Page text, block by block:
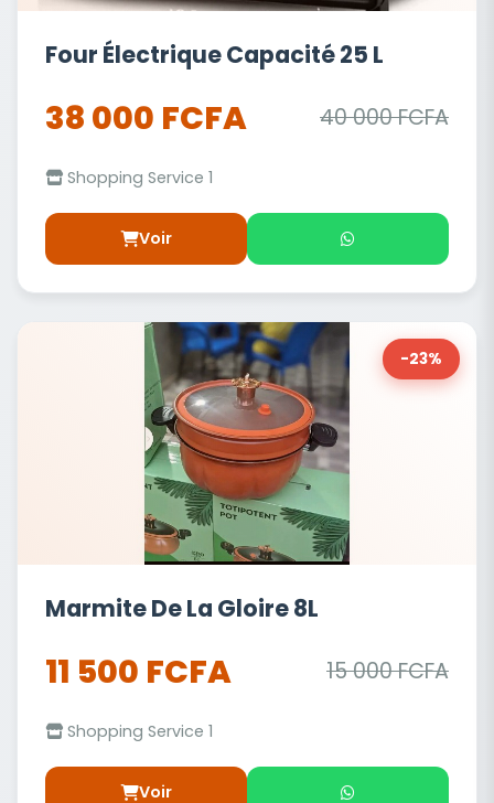
Four Électrique Capacité 25 L
38 000 FCFA 40 000 FCFA
Shopping Service 1
Voir
-23%
Marmite De La Gloire 8L
11 500 FCFA 15 000 FCFA
Shopping Service 1
Voir